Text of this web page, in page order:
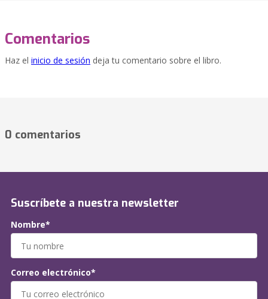
Comentarios
Haz el inicio de sesión deja tu comentario sobre el libro.
0 comentarios
Suscríbete a nuestra newsletter
Nombre*
Correo electrónico*